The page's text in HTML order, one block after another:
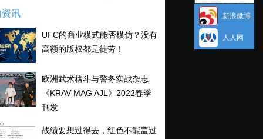
讯
UFC的商业模式能否模仿？没有
高额的版权都是徒劳！
欧洲武术格斗与警务实战杂志
《KRAV MAG AJL》2022春季
刊发
战绩要想过得去，红色不能盖过
新浪微博
人人网